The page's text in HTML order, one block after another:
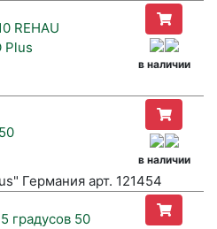
REHAU
Plus
в наличии
в наличии
Германия арт. 121454
градусов 50